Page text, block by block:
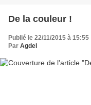
De la couleur !
Publié le 22/11/2015 à 15:55
Par Agdel